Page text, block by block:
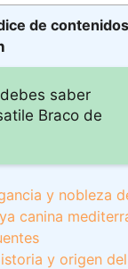
de contenidos
saber
Braco de
y nobleza
canina
y origen